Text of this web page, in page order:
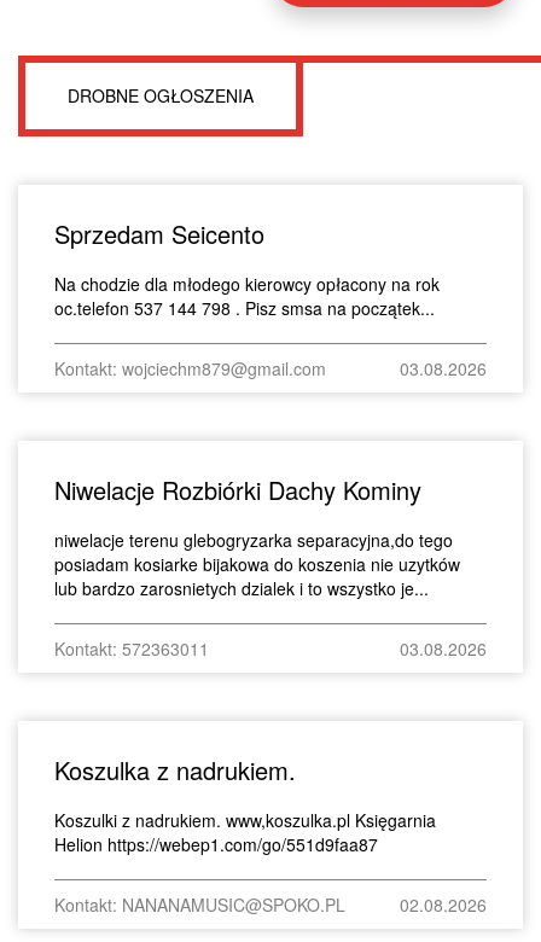
DROBNE OGŁOSZENIA
Sprzedam Seicento
Na chodzie dla młodego kierowcy opłacony na rok
oc.telefon 537 144 798 . Pisz smsa na początek...
Kontakt: wojciechm879@gmail.com 03.08.2026
Niwelacje Rozbiórki Dachy Kominy
niwelacje terenu glebogryzarka separacyjna,do tego
posiadam kosiarke bijakowa do koszenia nie uzytków
lub bardzo zarosnietych dzialek i to wszystko je...
Kontakt: 572363011 03.08.2026
Koszulka z nadrukiem.
Koszulki z nadrukiem. www,koszulka.pl Księgarnia
Helion https://webep1.com/go/551d9faa87
Kontakt: NANANAMUSIC@SPOKO.PL 02.08.2026